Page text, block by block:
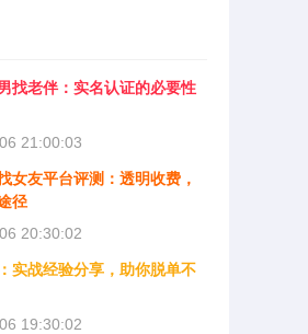
找老伴：实名认证的必要性
21:00:03
女友平台评测：透明收费，
径
20:30:02
实战经验分享，助你脱单不
19:30:02